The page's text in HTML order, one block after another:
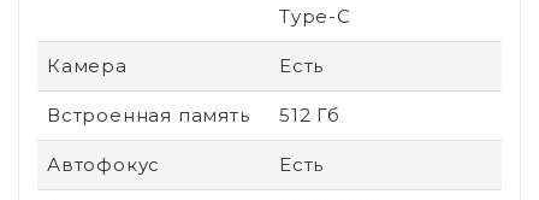
Type-C
Камера Есть
Встроенная память 512 Гб
Автофокус Есть